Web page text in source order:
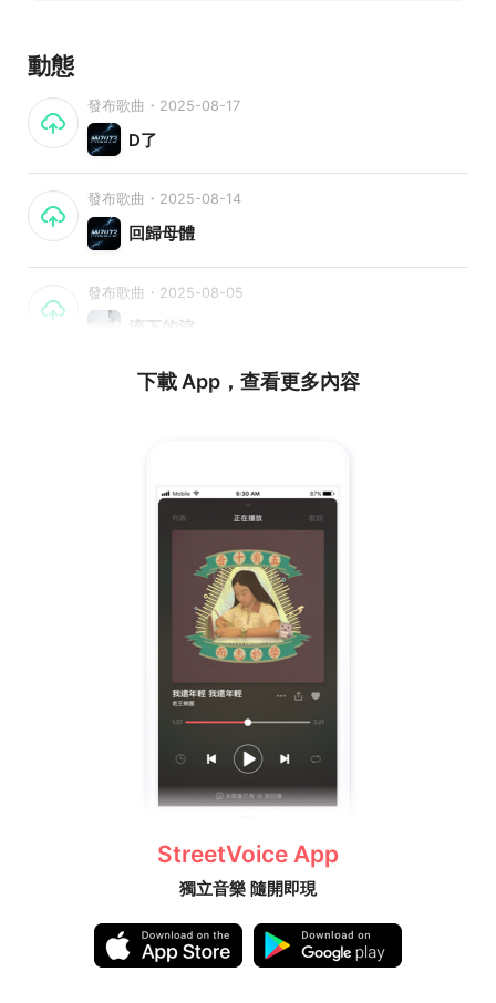
動態
發布歌曲・2025-08-17
D了
發布歌曲・2025-08-14
回歸母體
發布歌曲・2025-08-05
流下的淚
下載 App，查看更多內容
StreetVoice App
獨立音樂 隨開即現